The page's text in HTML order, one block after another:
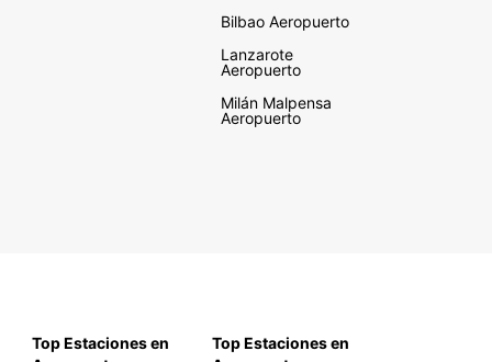
Bilbao Aeropuerto
Lanzarote
Aeropuerto
Milán Malpensa
Aeropuerto
Top Estaciones en
Top Estaciones en